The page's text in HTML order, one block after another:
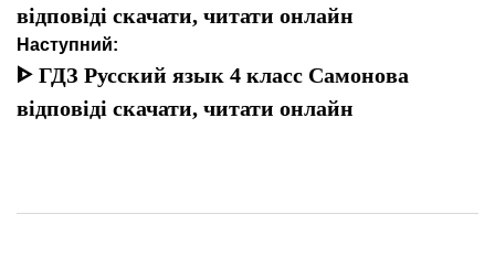
відповіді скачати, читати онлайн
Наступний:
ᐈ ГДЗ Русский язык 4 класс Самонова
відповіді скачати, читати онлайн